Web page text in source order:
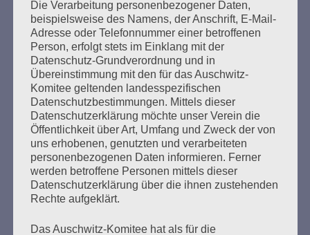
in das KZ Kaunas und weiter in ein Gefängnis nach Tallin
verschleppt. Von dort kam er per Schiff nach Danzig und
Ende August 1944…
mehr ...
Seitennummerierung
der
Beiträge
Zurück 25 Weiter
Die Verarbeitung personenbezogener Daten,
beispielsweise des Namens, der Anschrift, E-Mail-
Adresse oder Telefonnummer einer betroffenen
Person, erfolgt stets im Einklang mit der
Datenschutz-Grundverordnung und in
Übereinstimmung mit den für das Auschwitz-
Komitee geltenden landesspezifischen
Datenschutzbestimmungen. Mittels dieser
Datenschutzerklärung möchte unser Verein die
Öffentlichkeit über Art, Umfang und Zweck der von
uns erhobenen, genutzten und verarbeiteten
personenbezogenen Daten informieren. Ferner
werden betroffene Personen mittels dieser
Datenschutzerklärung über die ihnen zustehenden
Rechte aufgeklärt.
Das Auschwitz-Komitee hat als für die